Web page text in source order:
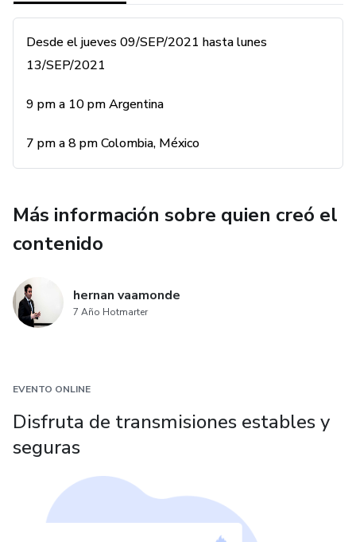
Desde el ​jueves 09/SEP/2021 hasta lunes
13/SEP/2021
9 pm a 10 pm Argentina
7 pm a 8 pm Colombia, México
Más información sobre quien creó el
contenido
hernan vaamonde
7 Año Hotmarter
EVENTO ONLINE
Disfruta de transmisiones estables y
seguras